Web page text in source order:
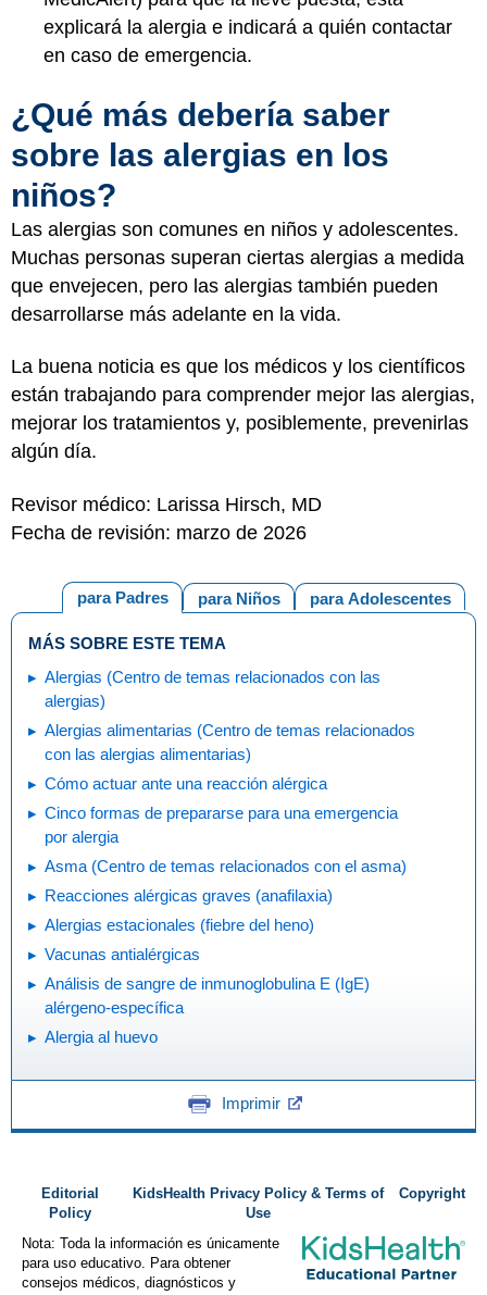
explicará la alergia e indicará a quién contactar
en caso de emergencia.
¿Qué más debería saber
sobre las alergias en los
niños?
Las alergias son comunes en niños y adolescentes.
Muchas personas superan ciertas alergias a medida
que envejecen, pero las alergias también pueden
desarrollarse más adelante en la vida.
La buena noticia es que los médicos y los científicos
están trabajando para comprender mejor las alergias,
mejorar los tratamientos y, posiblemente, prevenirlas
algún día.
Revisor médico: Larissa Hirsch, MD
Fecha de revisión: marzo de 2026
para Adolescentes
para Niños
para Padres
MÁS SOBRE ESTE TEMA
Alergias (Centro de temas relacionados con las
alergias)
Alergias alimentarias (Centro de temas relacionados
con las alergias alimentarias)
Cómo actuar ante una reacción alérgica
Cinco formas de prepararse para una emergencia
por alergia
Asma (Centro de temas relacionados con el asma)
Reacciones alérgicas graves (anafilaxia)
Alergias estacionales (fiebre del heno)
Vacunas antialérgicas
Análisis de sangre de inmunoglobulina E (IgE)
alérgeno-específica
Alergia al huevo
Imprimir
Editorial
Policy
KidsHealth Privacy Policy & Terms of
Use
Copyright
Nota: Toda la información es únicamente
para uso educativo. Para obtener
consejos médicos, diagnósticos y